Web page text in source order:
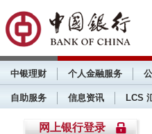
中银理财 个人金融服务
自助服务 信息资讯 LCS
网上银行登录